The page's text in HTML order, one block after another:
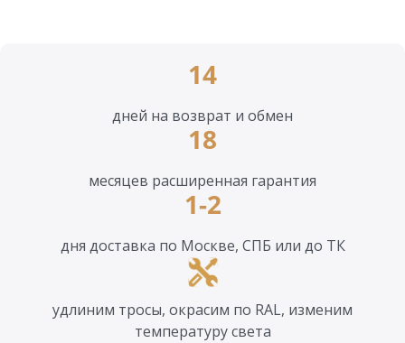
14
дней на возврат и обмен
18
месяцев расширенная гарантия
1-2
дня доставка по Москве, СПБ или до ТК
удлиним тросы, окрасим по RAL, изменим
температуру света